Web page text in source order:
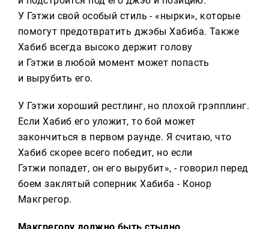
У Гэтжи свой особый стиль - «нырки», которые
помогут предотвратить джэбы Хабиба. Также
Хабиб всегда высоко держит голову
и Гэтжи в любой момент может попасть
и вырубить его.
У Гэтжи хороший рестлинг, но плохой грэпплинг.
Если Хабиб его уложит, то бой может
закончиться в первом раунде. Я считаю, что
Хабиб скорее всего победит, но если
Гэтжи попадет, он его вырубит», - говорил перед
боем заклятый соперник Хабиба - Конор
Макгрегор.